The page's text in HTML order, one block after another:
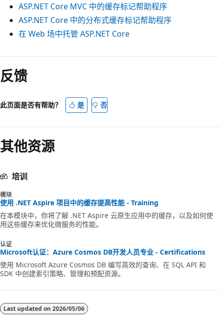
ASP.NET Core MVC 中的缓存标记帮助程序
ASP.NET Core 中的分布式缓存标记帮助程序
在 Web 场中托管 ASP.NET Core
反馈
此页面是否有帮助？ 是 否
其他资源
培训
模块
使用 .NET Aspire 项目中的缓存提高性能 - Training
在本模块中，你将了解 .NET Aspire 云原生应用中的缓存，以及如何使
用这些缓存来优化微服务的性能。
认证
Microsoft认证：Azure Cosmos DB开发人员专业 - Certifications
使用 Microsoft Azure Cosmos DB 编写高效的查询、在 SQL API 和
SDK 中创建索引策略、管理和预配资源。
Last updated on 2026/05/06